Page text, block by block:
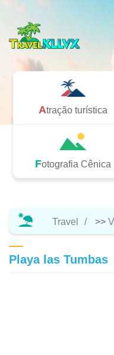
Atração turística
Fotografia Cênica
Travel >>
Playa las Tumbas